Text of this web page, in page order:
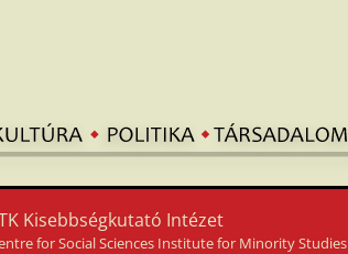
TK Kisebbségkutató Intézet
for Social Sciences Institute for Minority Studies